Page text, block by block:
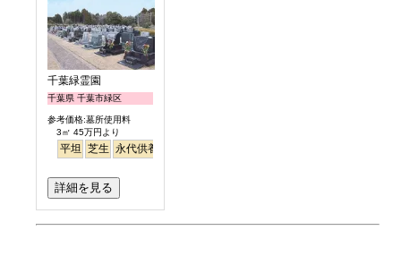
千葉緑霊園
千葉県 千葉市緑区
参考価格:墓所使用料
3㎡ 45万円より
平坦 芝生 永代供養
詳細を見る